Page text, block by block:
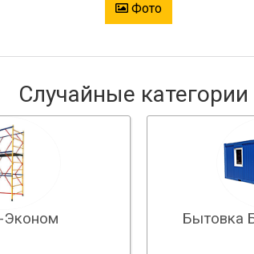
Фото
Случайные категории
Бытовка